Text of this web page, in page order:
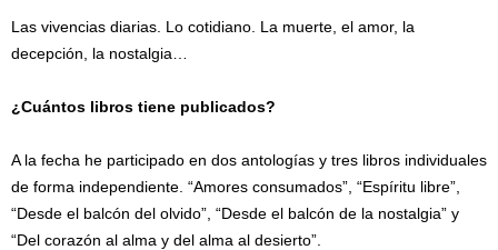
Las vivencias diarias. Lo cotidiano. La muerte, el amor, la
decepción, la nostalgia…
¿Cuántos libros tiene publicados?
A la fecha he participado en dos antologías y tres libros individuales
de forma independiente. “Amores consumados”, “Espíritu libre”,
“Desde el balcón del olvido”, “Desde el balcón de la nostalgia” y
“Del corazón al alma y del alma al desierto”.